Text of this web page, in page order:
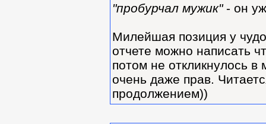
"пробурчал мужик"- он
Милейшая позиция у
отчете можно написать
потом не откликнулось в
очень даже прав.
продолжением))